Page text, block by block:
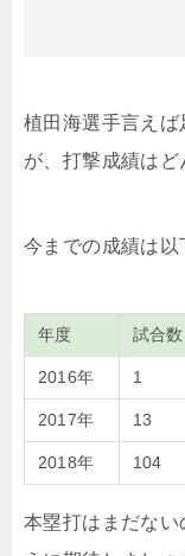
植田海選手言え
が、打撃成績はど
今までの成績は以
年度 試合数
2016年 1
2017年 13
2018年 104
本塁打はまだない